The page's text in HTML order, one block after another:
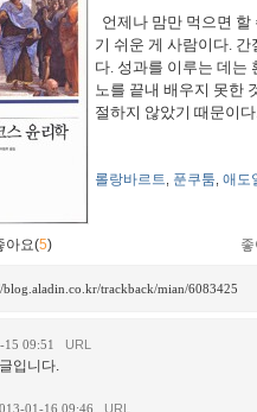
언제나 맘만 먹으면
기 쉬운 게 사람이다. 간
다. 성과를 이루는 데는
노를 끝내 배우지 못한
절하지 않았기 때문이다
롤랑바르트, 푼쿠툼, 애도
아요(5)
blog.aladin.co.kr/trackback/mian/6083425
15 09:51 URL
입니다.
01-16 09:46 URL